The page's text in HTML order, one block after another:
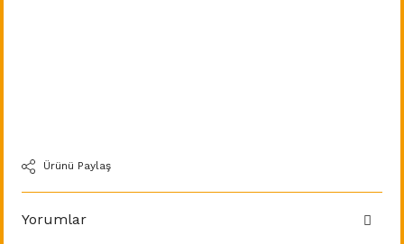
Ürünü Paylaş
Yorumlar